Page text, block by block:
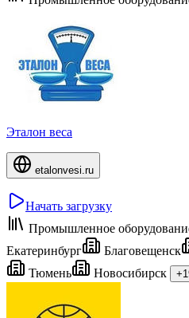
Эталон веса
etalonvesi.ru
Начать загрузку
Промышленное
Екатеринбург
Благовещенск
Тюмень
Новосибирск